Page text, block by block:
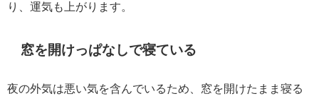
り、運気も上がります。
窓を開けっぱなしで寝ている
夜の外気は悪い気を含んでいるため、窓を開けたまま寝る